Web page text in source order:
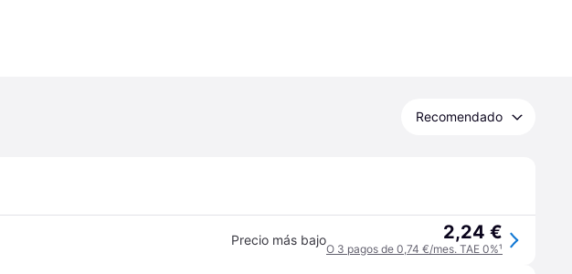
Recomendado
Precio más bajo 2,24 €
O 3 pagos de 0,74 €/mes. TAE 0%¹